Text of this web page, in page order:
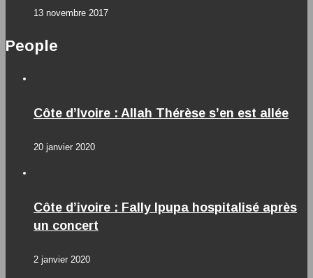
13 novembre 2017
People
Côte d’Ivoire : Allah Thérèse s’en est allée
20 janvier 2020
Côte d’ivoire : Fally Ipupa hospitalisé après
un concert
2 janvier 2020